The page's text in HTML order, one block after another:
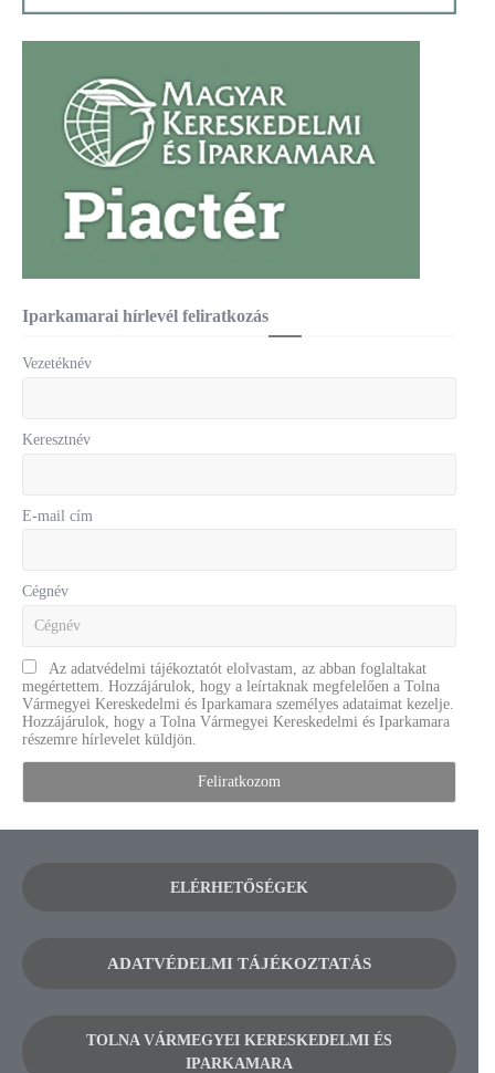
Iparkamarai hírlevél feliratkozás
Vezetéknév
Keresztnév
E-mail cím
Cégnév
Az adatvédelmi tájékoztatót elolvastam, az abban foglaltakat
megértettem. Hozzájárulok, hogy a leírtaknak megfelelően a Tolna
Vármegyei Kereskedelmi és Iparkamara személyes adataimat kezelje.
Hozzájárulok, hogy a Tolna Vármegyei Kereskedelmi és Iparkamara
részemre hírlevelet küldjön.
ELÉRHETŐSÉGEK
ADATVÉDELMI TÁJÉKOZTATÁS
TOLNA VÁRMEGYEI KERESKEDELMI ÉS
IPARKAMARA